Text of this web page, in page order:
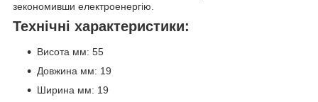
зекономивши електроенергію.
Технічні характеристики:
Висота мм: 55
Довжина мм: 19
Ширина мм: 19